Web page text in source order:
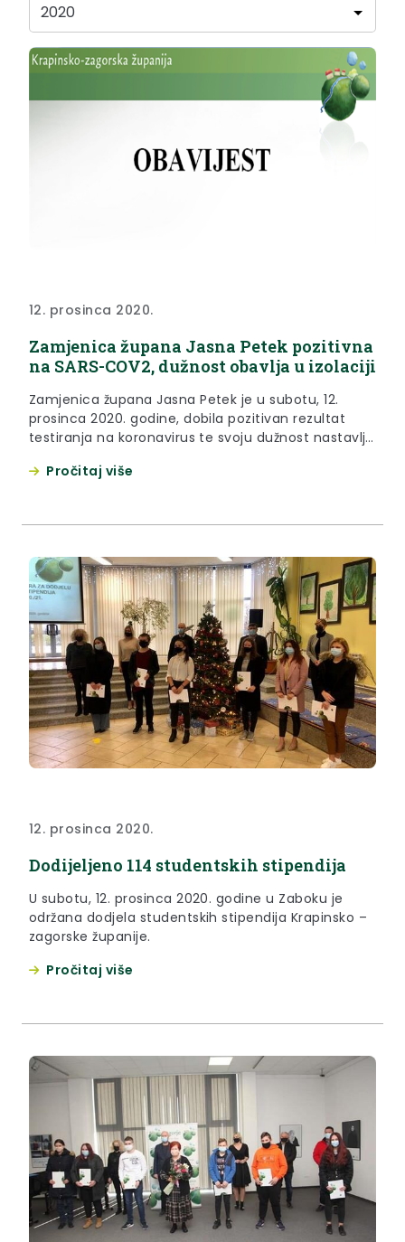
12. prosinca 2020.
Zamjenica župana Jasna Petek pozitivna
na SARS-COV2, dužnost obavlja u izolaciji
Zamjenica župana Jasna Petek je u subotu, 12.
prosinca 2020. godine, dobila pozitivan rezultat
testiranja na koronavirus te svoju dužnost nastavlja
Pročitaj više
12. prosinca 2020.
Dodijeljeno 114 studentskih stipendija
U subotu, 12. prosinca 2020. godine u Zaboku je
održana dodjela studentskih stipendija Krapinsko –
zagorske županije.
Pročitaj više